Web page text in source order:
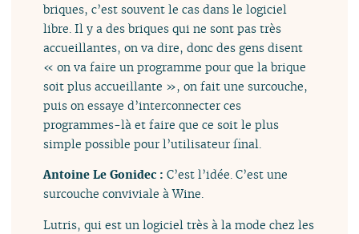
briques, c’est souvent le cas dans le logiciel
libre. Il y a des briques qui ne sont pas très
accueillantes, on va dire, donc des gens disent
« on va faire un programme pour que la brique
soit plus accueillante », on fait une surcouche,
puis on essaye d’interconnecter ces
programmes-là et faire que ce soit le plus
simple possible pour l’utilisateur final.
Antoine Le Gonidec :C’est l’idée. C’est une
surcouche conviviale à Wine.
Lutris, qui est un logiciel très à la mode chez les